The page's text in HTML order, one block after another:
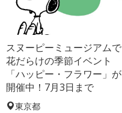
スヌーピーミュージアムで
花だらけの季節イベント
「ハッピー・フラワー」が
開催中！7月3日まで
東京都